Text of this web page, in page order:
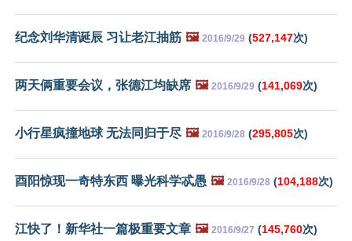
纪念刘华清诞辰 习让老江抽筋 🖼️ 2016/9/29 (527,147次)
两天俩重要会议，张德江均缺席 🖼️ 2016/9/29 (141,069次)
小行星疯撞地球 无法同归于尽 🖼️ 2016/9/28 (295,805次)
酉阳惊现一奇特东西 曝光科学忒愚 🖼️ 2016/9/28 (104,188次)
江快了！新华社一篇极重要文章 🖼️ 2016/9/27 (145,760次)